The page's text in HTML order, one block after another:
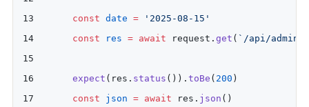
    const
date = '2025-08-15'
    const
res = await request.get ( `/api/
    expect
(res. status ()).toBe ( 200 )
    const
json = await res. json ()